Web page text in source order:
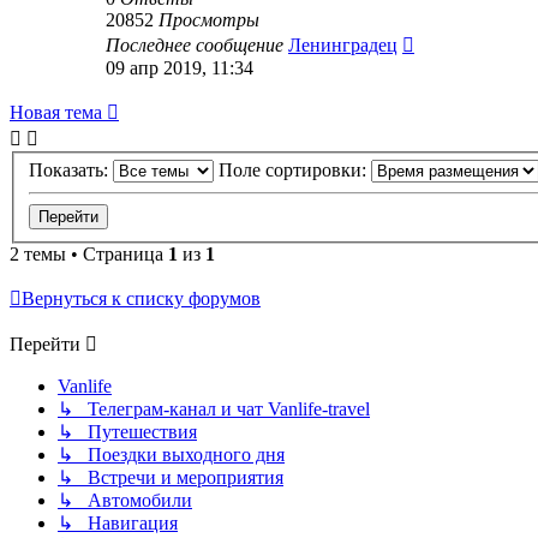
20852 Просмотры
Последнее сообщение Ленинградец
09 апр 2019, 11:34
Новая тема
Показать: Поле сортировки:
2 темы • Страница 1 из 1
Вернуться к списку форумов
Перейти
Vanlife
↳ Телеграм-канал и чат Vanlife-travel
↳ Путешествия
↳ Поездки выходного дня
↳ Встречи и мероприятия
↳ Автомобили
↳ Навигация